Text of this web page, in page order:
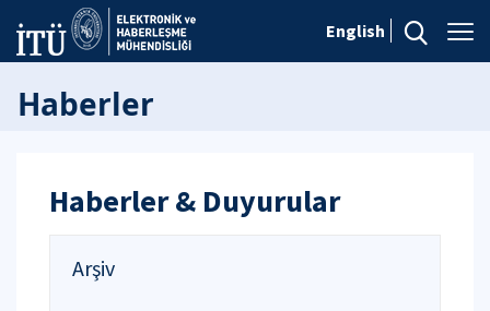
English
Haberler
Haberler & Duyurular
Arşiv